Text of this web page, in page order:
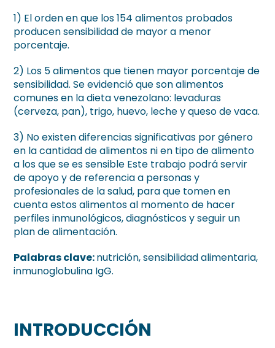
1) El orden en que los 154 alimentos probados
producen sensibilidad de mayor a menor
porcentaje.
2) Los 5 alimentos que tienen mayor porcentaje de
sensibilidad. Se evidenció que son alimentos
comunes en la dieta venezolano: levaduras
(cerveza, pan), trigo, huevo, leche y queso de vaca.
3) No existen diferencias significativas por género
en la cantidad de alimentos ni en tipo de alimento
a los que se es sensible Este trabajo podrá servir
de apoyo y de referencia a personas y
profesionales de la salud, para que tomen en
cuenta estos alimentos al momento de hacer
perfiles inmunológicos, diagnósticos y seguir un
plan de alimentación.
Palabras clave:nutrición, sensibilidad alimentaria,
inmunoglobulina IgG.
INTRODUCCIÓN